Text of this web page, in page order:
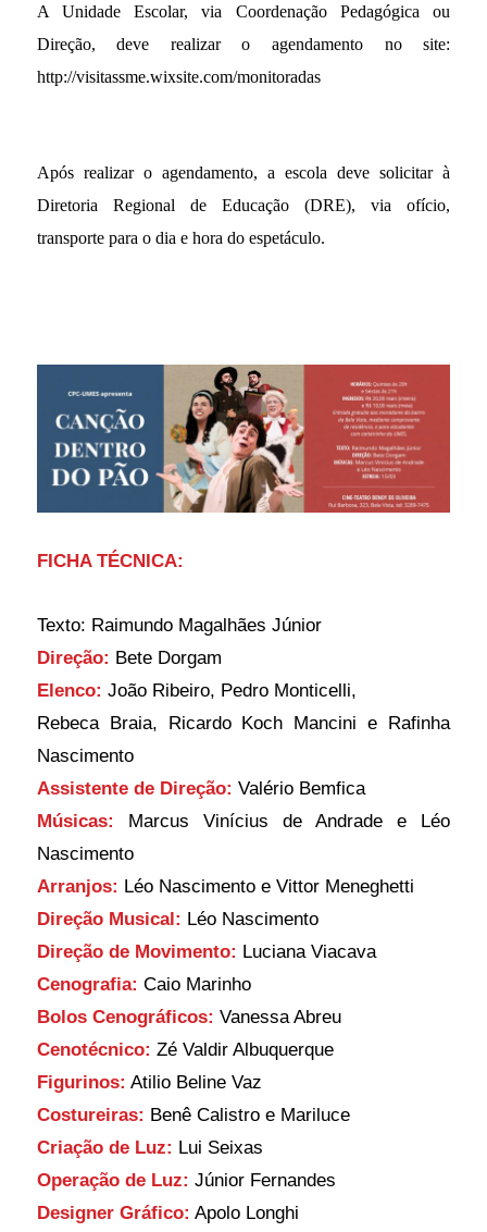
A Unidade Escolar, via Coordenação Pedagógica ou
Direção, deve realizar o agendamento no site:
http://visitassme.wixsite.com/monitoradas
Após realizar o agendamento, a escola deve solicitar à
Diretoria Regional de Educação (DRE), via ofício,
transporte para o dia e hora do espetáculo.
FICHA TÉCNICA:
Texto: Raimundo Magalhães Júnior
Direção: Bete Dorgam
Elenco: João Ribeiro, Pedro Monticelli,
Rebeca Braia,
Nascimento
Assistente de Direção: Valério Bemfica
Músicas:
Nascimento
Arranjos: Léo Nascimento e Vittor Meneghetti
Direção Musical: Léo Nascimento
Direção de Movimento: Luciana Viacava
Cenografia: Caio Marinho
Bolos Cenográficos: Vanessa Abreu
Cenotécnico: Zé Valdir Albuquerque
Figurinos: Atilio Beline Vaz
Costureiras: Benê Calistro e Mariluce
Criação de Luz: Lui Seixas
Operação de Luz: Júnior Fernandes
Designer Gráfico: Apolo Longhi